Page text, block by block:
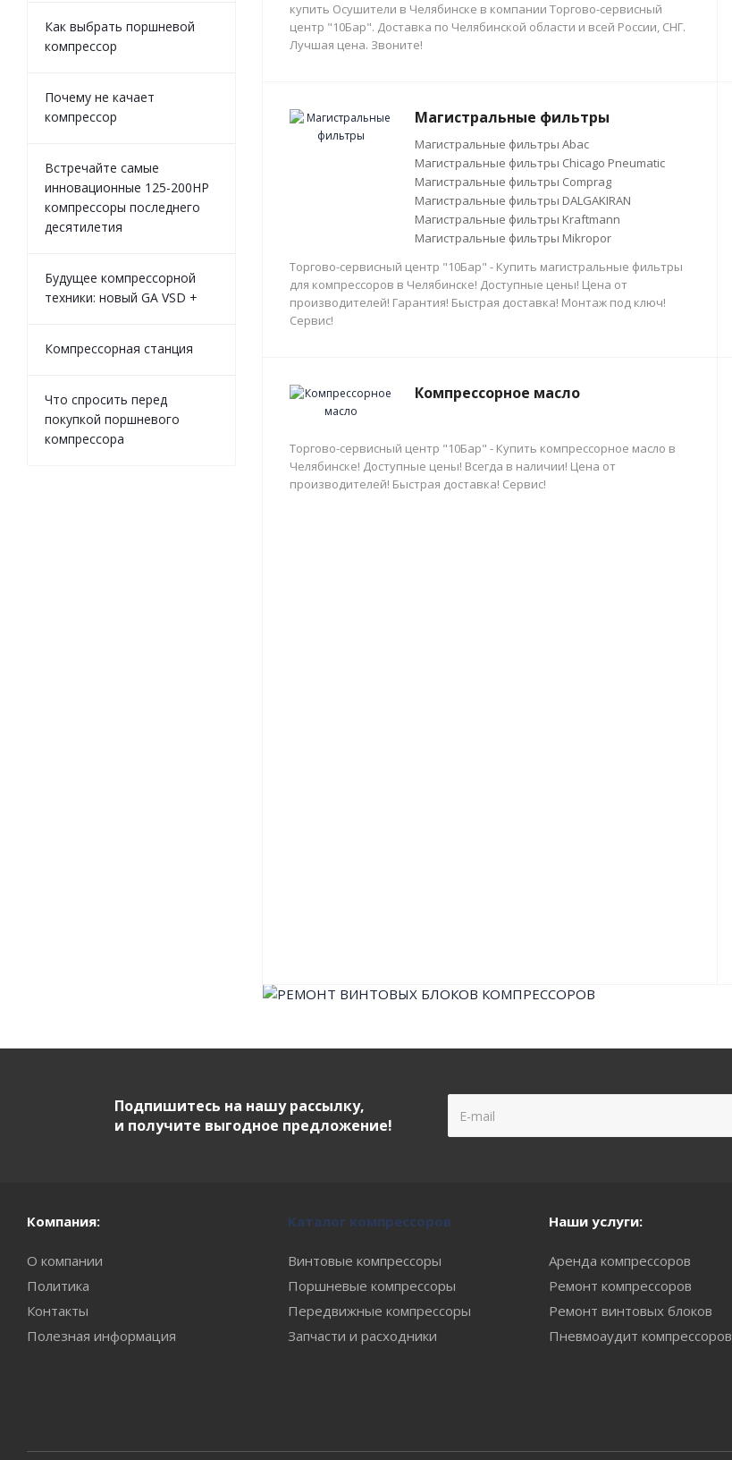
купить Осушители в Челябинске в компании Торгово-сервисный
центр "10Бар". Доставка по Челябинской области и всей России, СНГ.
Лучшая цена. Звоните!
Магистральные фильтры
Магистральные фильтры Abac
Магистральные фильтры Chicago Pneumatic
Магистральные фильтры Comprag
Магистральные фильтры DALGAKIRAN
Магистральные фильтры Kraftmann
Магистральные фильтры Mikropor
Торгово-сервисный центр "10Бар" - Купить магистральные фильтры
для компрессоров в Челябинске! Доступные цены! Цена от
производителей! Гарантия! Быстрая доставка! Монтаж под ключ!
Сервис!
Компрессорное масло
Торгово-сервисный центр "10Бар" - Купить компрессорное масло в
Челябинске! Доступные цены! Всегда в наличии! Цена от
производителей! Быстрая доставка! Сервис!
Как выбрать поршневой
компрессор
Почему не качает
компрессор
Встречайте самые
инновационные 125-200HP
компрессоры последнего
десятилетия
Будущее компрессорной
техники: новый GA VSD +
Компрессорная станция
Что спросить перед
покупкой поршневого
компрессора
Подпишитесь на нашу рассылку,
и получите выгодное предложение!
Компания:
О компании
Политика
Контакты
Полезная информация
Каталог компрессоров
Винтовые компрессоры
Поршневые компрессоры
Передвижные компрессоры
Запчасти и расходники
Наши услуги:
Аренда компрессоров
Ремонт компрессоров
Ремонт винтовых блоков
Пневмоаудит компрессоров